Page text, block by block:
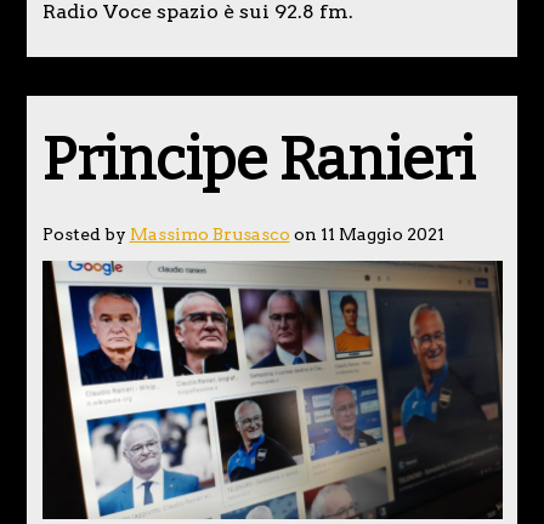
Radio Voce spazio è sui 92.8 fm.
Principe Ranieri
Posted by Massimo Brusasco on 11 Maggio 2021